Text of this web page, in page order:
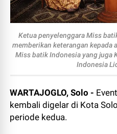
Ketua penyelenggara Miss
memberikan keterangan kepada
Miss batik Indonesia yang juga
Indonesia
WARTAJOGLO, Solo - Event
kembali digelar di Kota
periode kedua.